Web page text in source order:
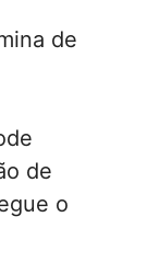
de
de
o